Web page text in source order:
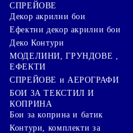
СПРЕЙОВЕ
Декор акрилни бои
Ефектни декор акрилни бои
Деко Контури
МОДЕЛИНИ, ГРУНДОВЕ ,
ЕФЕКТИ
СПРЕЙОВЕ и АЕРОГРАФИ
БОИ ЗА ТЕКСТИЛ И
КОПРИНА
Бои за коприна и батик
Контури, комплекти за